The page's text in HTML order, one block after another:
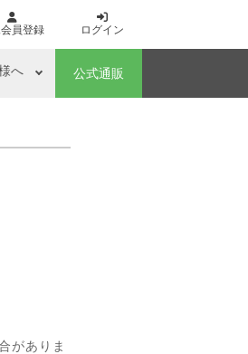
員登録 ログイン
へ 公式通販
がありま